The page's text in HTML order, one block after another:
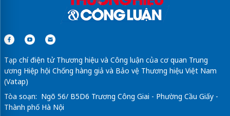
Tạp chí điện tử Thương hiệu và Công luận của cơ quan Trung
ương Hiệp hội Chống hàng giả và Bảo vệ Thương hiệu Việt Nam
(Vatap)
Tòa soạn: Ngõ 56/ B5D6 Trương Công Giai - Phường Cầu Giấy -
Thành phố Hà Nội